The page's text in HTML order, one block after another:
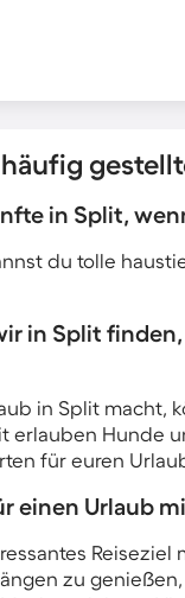
in Split,
du tolle
in Split
in Split macht,
erlauben Hunde
für euren
einen Urlaub
zu